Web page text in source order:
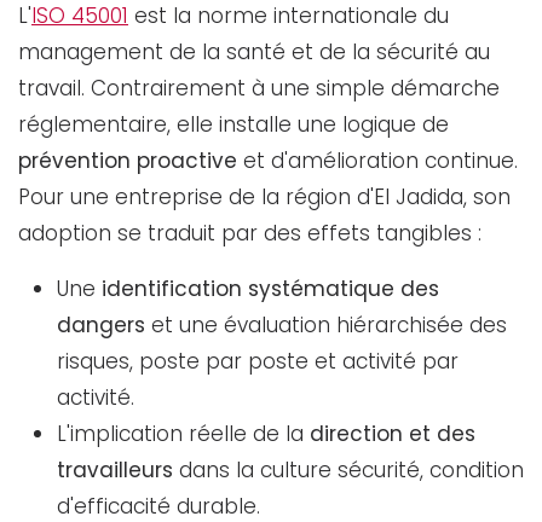
L'ISO 45001 est la norme internationale du
management de la santé et de la sécurité au
travail. Contrairement à une simple démarche
réglementaire, elle installe une logique de
prévention proactive et d'amélioration continue.
Pour une entreprise de la région d'El Jadida, son
adoption se traduit par des effets tangibles :
Une identification systématique des
dangers et une évaluation hiérarchisée des
risques, poste par poste et activité par
activité.
L'implication réelle de la direction et des
travailleurs dans la culture sécurité, condition
d'efficacité durable.